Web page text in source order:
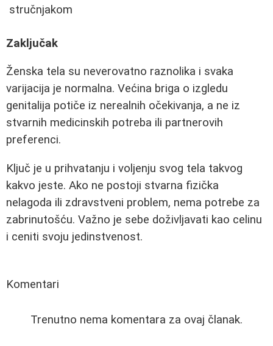
stručnjakom
Zaključak
Ženska tela su neverovatno raznolika i svaka
varijacija je normalna. Većina briga o izgledu
genitalija potiče iz nerealnih očekivanja, a ne iz
stvarnih medicinskih potreba ili partnerovih
preferenci.
Ključ je u prihvatanju i voljenju svog tela takvog
kakvo jeste. Ako ne postoji stvarna fizička
nelagoda ili zdravstveni problem, nema potrebe za
zabrinutošću. Važno je sebe doživljavati kao celinu
i ceniti svoju jedinstvenost.
Komentari
Trenutno nema komentara za ovaj članak.